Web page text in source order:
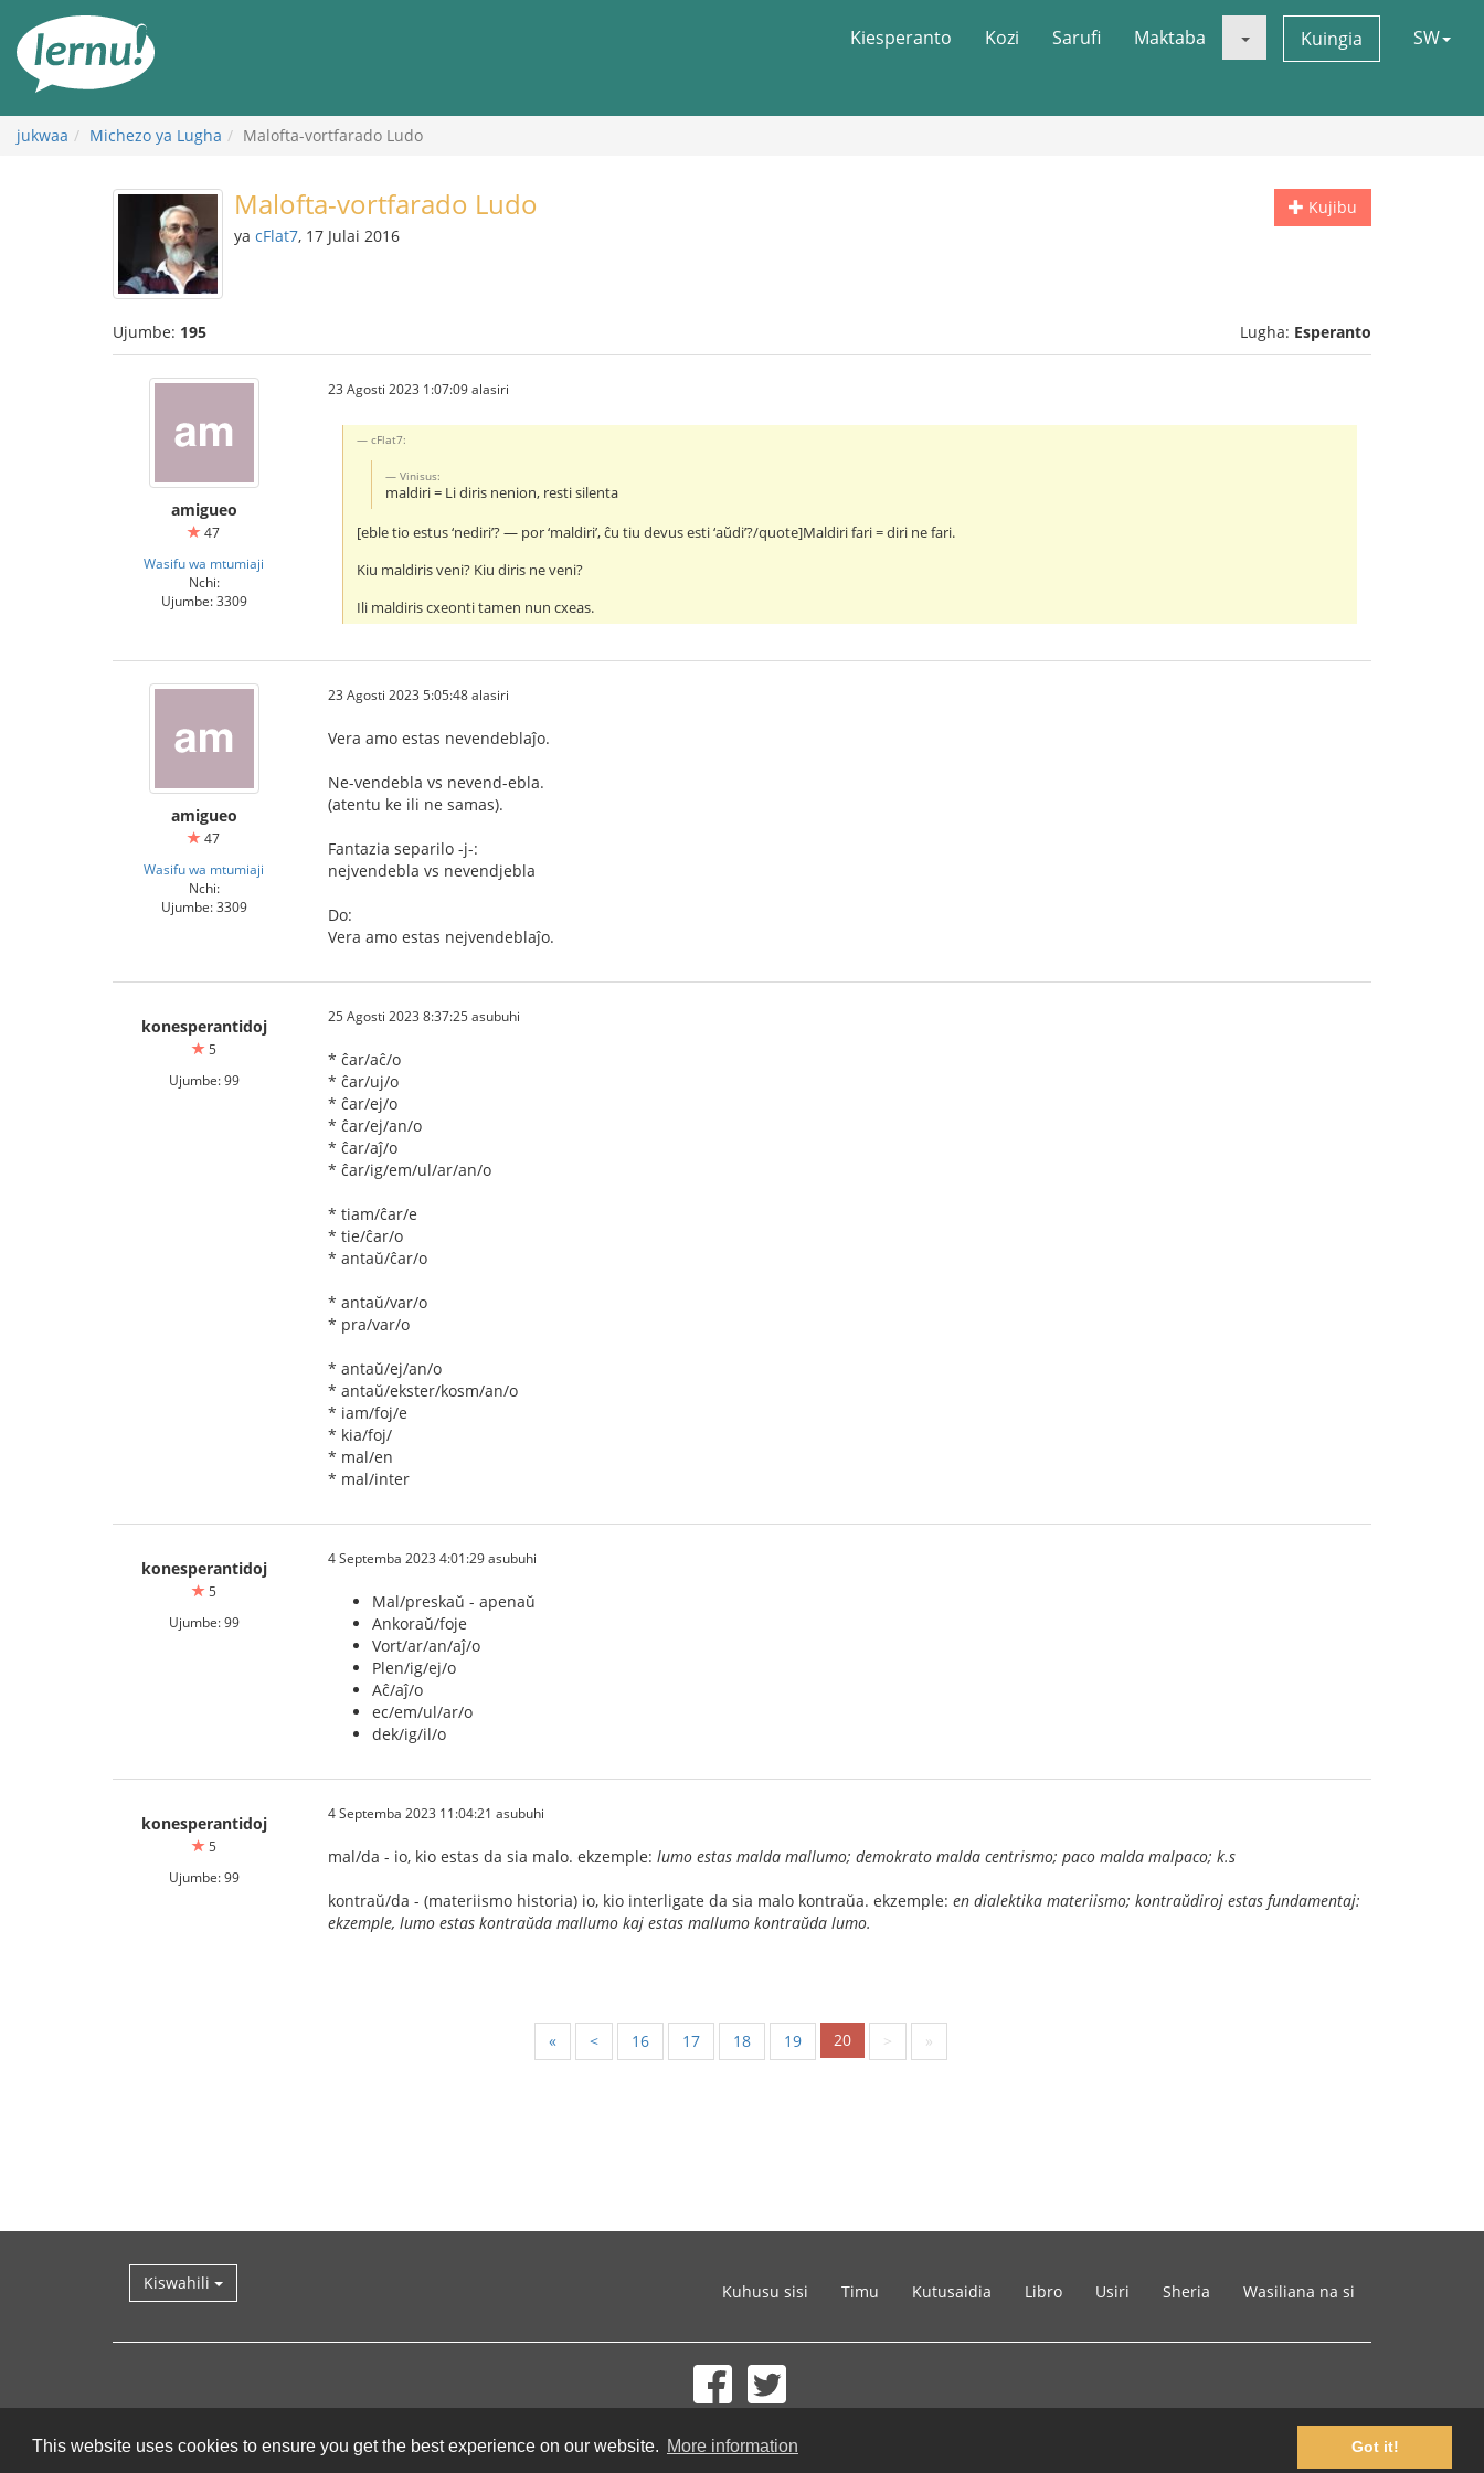
This website uses cookies to ensure you get the best experience on our website. More information Got it!
maudhui
Kiesperanto Kozi Sarufi Maktaba Kuingia SW
jukwaa Michezo ya Lugha Malofta-vortfarado Ludo
Kujibu
Malofta-vortfarado Ludo
ya cFlat7, 17 Julai 2016
Ujumbe: 195 Lugha: Esperanto
amigueo
47
Wasifu wa mtumiaji
Nchi:
Ujumbe: 3309
23 Agosti 2023 1:07:09 alasiri
cFlat7:
Vinisus:
maldiri = Li diris nenion, resti silenta
[eble tio estus ‘nediri’? — por ‘maldiri’, ĉu tiu devus esti ‘aŭdi’?/quote]Maldiri fari = diri ne fari.
Kiu maldiris veni? Kiu diris ne veni?
Ili maldiris cxeonti tamen nun cxeas.
amigueo
47
Wasifu wa mtumiaji
Nchi:
Ujumbe: 3309
23 Agosti 2023 5:05:48 alasiri
Vera amo estas nevendeblaĵo.
Ne-vendebla vs nevend-ebla.
(atentu ke ili ne samas).
Fantazia separilo -j-:
nejvendebla vs nevendjebla
Do:
Vera amo estas nejvendeblaĵo.
konesperantidoj
5
Ujumbe: 99
25 Agosti 2023 8:37:25 asubuhi
* ĉar/aĉ/o
* ĉar/uj/o
* ĉar/ej/o
* ĉar/ej/an/o
* ĉar/aĵ/o
* ĉar/ig/em/ul/ar/an/o
* tiam/ĉar/e
* tie/ĉar/o
* antaŭ/ĉar/o
* antaŭ/var/o
* pra/var/o
* antaŭ/ej/an/o
* antaŭ/ekster/kosm/an/o
* iam/foj/e
* kia/foj/
* mal/en
* mal/inter
konesperantidoj
5
Ujumbe: 99
4 Septemba 2023 4:01:29 asubuhi
Mal/preskaŭ - apenaŭ
Ankoraŭ/foje
Vort/ar/an/aĵ/o
Plen/ig/ej/o
Aĉ/aĵ/o
ec/em/ul/ar/o
dek/ig/il/o
konesperantidoj
5
Ujumbe: 99
4 Septemba 2023 11:04:21 asubuhi
mal/da - io, kio estas da sia malo. ekzemple: lumo estas malda mallumo; demokrato malda centrismo; paco malda malpaco; k.s
kontraŭ/da - (materiismo historia) io, kio interligate da sia malo kontraŭa. ekzemple: en dialektika materiismo; kontraŭdiroj estas fundamentaj:
ekzemple, lumo estas kontraŭda mallumo kaj estas mallumo kontraŭda lumo.
« < 16 17 18 19 20 > »
Kiswahili Kuhusu sisi Timu Kutusaidia Libro Usiri Sheria Wasiliana na si